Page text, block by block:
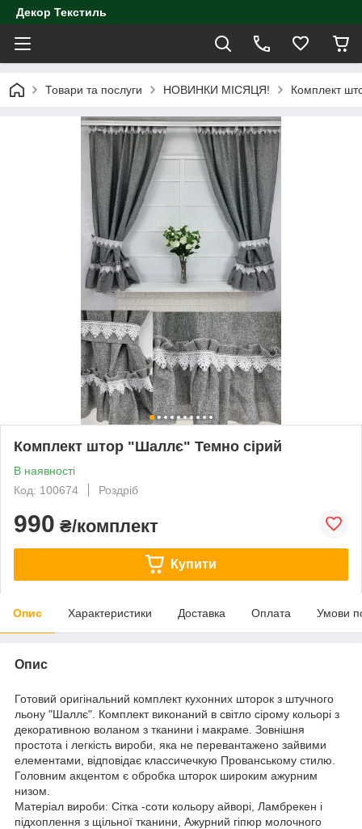
Декор Текстиль
Товари та послуги НОВИНКИ МІСЯЦЯ! Комплект
Комплект штор "Шаллє" Темно сірий
В наявності
Код: 100674
Роздріб
990 ₴/комплект
Купити
Опис Характеристики Доставка Оплата Умови
Опис
Готовий оригінальний комплект кухонних шторок з штучного
льону "Шаллє". Комплект виконаний в світло сірому кольорі з
декоративною воланом з тканини і макраме. Зовнішня
простота і легкість вироби, яка не перевантажено зайвими
елементами, відповідає классичечкую Прованському стилю.
Головним акцентом є обробка шторок широким ажурним
низом.
Матеріал вироби: Сітка -соти кольору айворі, Ламбрекен і
підхоплення з щільної тканини, Ажурний гіпюр молочного